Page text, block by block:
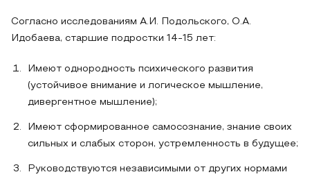
Согласно исследованиям А.И. Подольского, О.А.
Идобаева, старшие подростки 14-15 лет:
Имеют однородность психического развития
(устойчивое внимание и логическое мышление,
дивергентное мышление);
Имеют сформированное самосознание, знание своих
сильных и слабых сторон, устремленность в будущее;
Руководствуются независимыми от других нормами